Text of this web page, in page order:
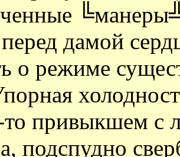
перед дамой
о режиме
то привыкшем с
подспудно